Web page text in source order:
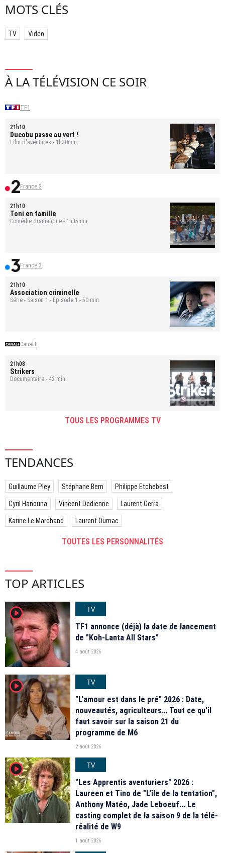
MOTS CLÉS
TV Video
À LA TÉLÉVISION CE SOIR
TF1
21h10
Ducobu passe au vert !
Film d'aventures - 1h30min.
France 2
21h10
Toni en famille
Comédie dramatique - 1h35min.
France 3
21h10
Association criminelle
Série - Saison 1 - Épisode 1 - 50 min.
Canal+
21h08
Strikers
Documentaire - 42 min.
TOUS LES PROGRAMMES TV
TENDANCES
Guillaume Pley Stéphane Bern Philippe Etchebest
Cyril Hanouna Vincent Dedienne Laurent Gerra
Karine Le Marchand Laurent Ournac
TOUTES LES PERSONNALITÉS
TOP ARTICLES
player2
TV
TF1 annonce (déjà) la date de lancement
de "Koh-Lanta All Stars"
4 août 2026
player2
TV
"L'amour est dans le pré" 2026 : Date,
nouveautés, agriculteurs… Tout ce qu'il
faut savoir sur la saison 21 du
programme de M6
2 août 2026
player2
TV
"Les Apprentis aventuriers" 2026 :
Laureen et Tino de "L'île de la tentation",
Anthony Matéo, Jade Leboeuf... Le
casting complet de la saison 9 de la télé-
réalité de W9
1 août 2026